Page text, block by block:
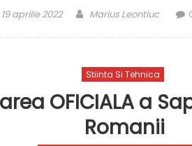
Posted
19 aprilie 2022 Author
Marius Leontiuc
Stiinta Si Tehnica
OFICIALA a
Romanii